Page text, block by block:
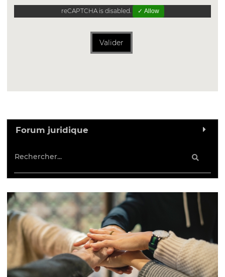
reCAPTCHA is disabled. ✓ Allow
Valider
Forum juridique